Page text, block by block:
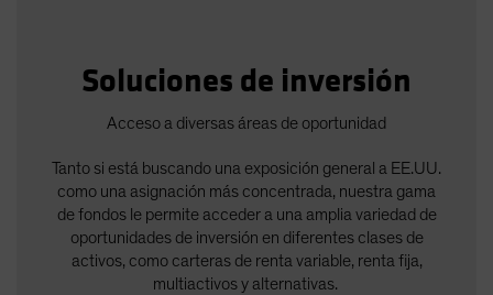
Soluciones de inversión
Acceso a diversas áreas de oportunidad
Tanto si está buscando una exposición general a EE.UU.
como una asignación más concentrada, nuestra gama
de fondos le permite acceder a una amplia variedad de
oportunidades de inversión en diferentes clases de
activos, como carteras de renta variable, renta fija,
multiactivos y alternativas.